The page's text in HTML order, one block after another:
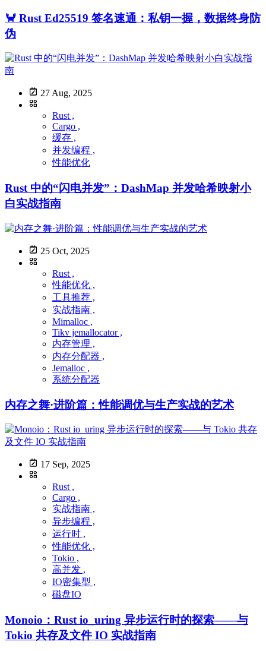
🦀 Rust Ed25519 签名速通：私钥一握，数据终身防
伪
27 Aug, 2025
Rust ,
Cargo ,
缓存 ,
并发编程 ,
性能优化
Rust 中的“闪电并发”：DashMap 并发哈希映射小
白实战指南
25 Oct, 2025
Rust ,
性能优化 ,
工具推荐 ,
实战指南 ,
Mimalloc ,
Tikv jemallocator ,
内存管理 ,
内存分配器 ,
Jemalloc ,
系统分配器
内存之舞·进阶篇：性能调优与生产实战的艺术
17 Sep, 2025
Rust ,
Cargo ,
实战指南 ,
异步编程 ,
运行时 ,
性能优化 ,
Tokio ,
高并发 ,
IO密集型 ,
磁盘IO
Monoio：Rust io_uring 异步运行时的探索——与
Tokio 共存及文件 IO 实战指南